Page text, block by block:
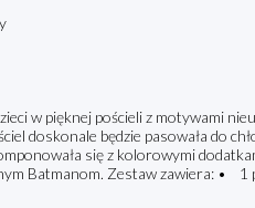
w pięknej pościeli z motywami
doskonale będzie pasowała do
się z kolorowymi
Batmanom. Zestaw zawiera: •